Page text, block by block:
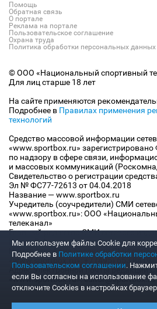
Помощь
Обратная связь
О портале
Реклама на портале
Пользовательское соглашение
Охрана труда
Политика обработки персональных данных
© ООО «Национальный спортивный
Для лиц старше 18 лет
На сайте применяются
Подробнее в Правилах применения
технологий
Средство массовой информации
«www.sportbox.ru»
по надзору в сфере связи,
и массовых коммуникаций
Свидетельство о регистрации
Эл № ФС77-72613 от 04.04.2018
Название — www.sportbox.ru
Учредитель (соучредители) СМИ
«www.sportbox.ru»: ООО
телеканал»
Главный редактор СМИ сетевого
Конов В.А.
Номер телефона редакции СМИ
«www.sportbox.ru»: +7 (495) 653 8419
Адрес электронной почты редакции
«www.sportbox.ru»: editor@sportbox.ru
Мы используем файлы Сookie для
Подробнее в Политике обработки
Пользовательском соглашении.
если Вы согласны на использование
отключите Cookies в настройках